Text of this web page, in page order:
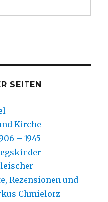
SEITEN
Kirche
– 1945
Rezensionen und
Chmielorz